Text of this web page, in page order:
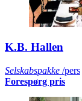
K.B. Hallen
Selskabspakke /pers
Forespørg pris